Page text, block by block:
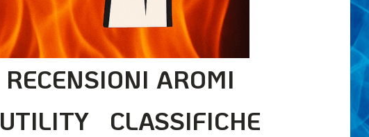
RECENSIONI AROMI
UTILITY
CLASSIFICHE